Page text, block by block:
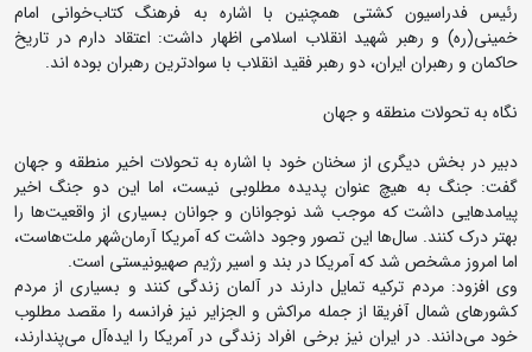
رئیس فدراسیون کشتی همچنین با اشاره به فرهنگ کتاب‌خوانی امام
خمینی(ره) و رهبر شهید انقلاب اسلامی اظهار داشت: اعتقاد دارم در تاریخ
حاکمان و رهبران ایران، دو رهبر فقید انقلاب با سوادترین رهبران بوده اند.
نگاه به تحولات منطقه و جهان
دبیر در بخش دیگری از سخنان خود با اشاره به تحولات اخیر منطقه و جهان
گفت: جنگ به هیچ عنوان پدیده مطلوبی نیست، اما این دو جنگ اخیر
پیامدهایی داشت که موجب شد نوجوانان و جوانان بسیاری از واقعیت‌ها را
بهتر درک کنند. سال‌ها این تصور وجود داشت که آمریکا آرمان‌شهر ملت‌هاست،
اما امروز مشخص شد که آمریکا در بند و اسیر رژیم صهیونیستی است.
وی افزود: مردم ترکیه تمایل دارند در آلمان زندگی کنند و بسیاری از مردم
کشورهای شمال آفریقا از جمله مراکش و الجزایر نیز فرانسه را مقصد مطلوب
خود می‌دانند. در ایران نیز برخی افراد زندگی در آمریکا را ایده‌آل می‌پندارند،